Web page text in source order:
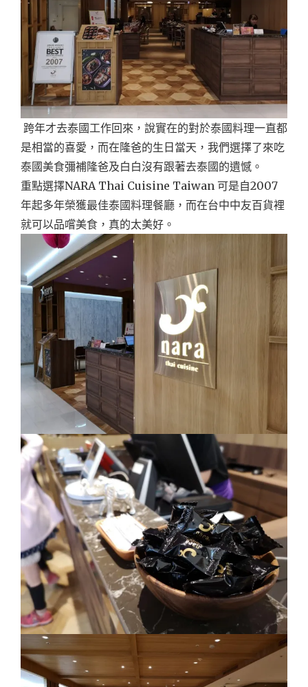
跨年才去泰國工作回來，說實在的對於泰國料理一直都
是相當的喜愛，而在隆爸的生日當天，我們選擇了來吃
泰國美食彌補隆爸及白白沒有跟著去泰國的遺憾。
重點選擇NARA Thai Cuisine Taiwan 可是自2007
年起多年榮獲最佳泰國料理餐廳，而在台中中友百貨裡
就可以品嚐美食，真的太美好。